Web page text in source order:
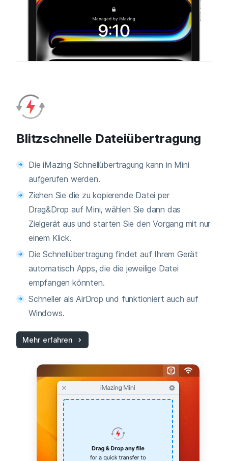
Blitzschnelle Dateiübertragung
Die iMazing Schnellübertragung kann in Mini
aufgerufen werden.
Ziehen Sie die zu kopierende Datei per
Drag&Drop auf Mini, wählen Sie dann das
Zielgerät aus und starten Sie den Vorgang mit nur
einem Klick.
Die Schnellübertragung findet auf Ihrem Gerät
automatisch Apps, die die jeweilige Datei
empfangen könnten.
Schneller als AirDrop und funktioniert auch auf
Windows.
Mehr erfahren